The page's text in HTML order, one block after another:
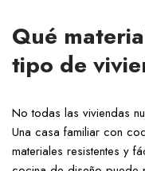
Qué
tipo de
No todas las viviendas
Una casa familiar con
materiales resistentes y